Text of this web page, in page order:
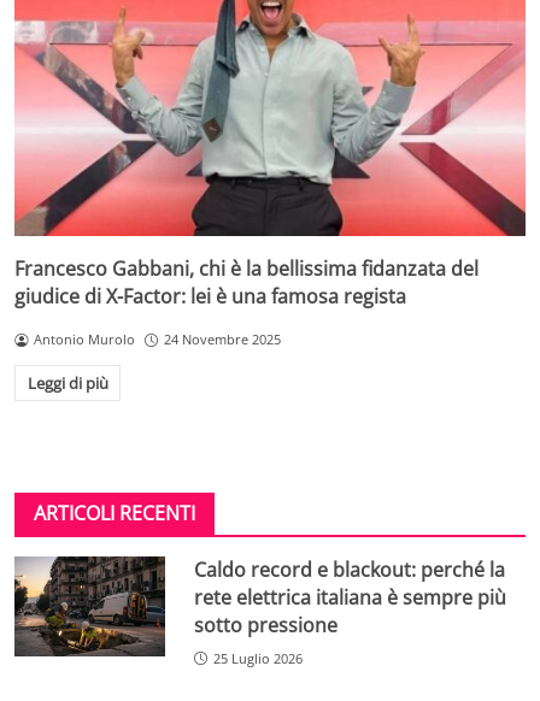
Francesco Gabbani, chi è la bellissima fidanzata del
giudice di X-Factor: lei è una famosa regista
Antonio Murolo 24 Novembre 2025
Leggi di più
ARTICOLI RECENTI
Caldo record e blackout: perché la
rete elettrica italiana è sempre più
sotto pressione
25 Luglio 2026